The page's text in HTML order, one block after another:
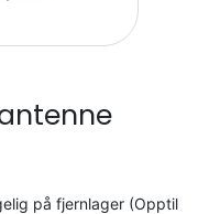
på fjernlager (Opptil